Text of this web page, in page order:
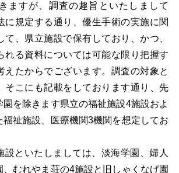
ますが、調査の趣旨といたしまして
に規定する通り、優生手術の実施に関
て、県立施設で保有しており、かつ、
れる資料については可能な限り把握す
えたからでございます。調査の対象と
そこにも記載をしております通り、先
園を除きます県立の福祉施設4施設およ
福祉施設、医療機関3機関を想定してお
設といたしましては、淡海学園、婦人
むれやま荘の4施設と旧しゃくなげ園